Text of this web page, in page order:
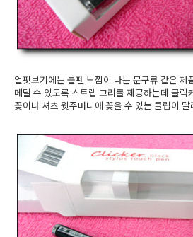
얼핏보기에는 볼펜 느낌이 나는 문구류 같은 제
메달 수 있도록 스트랩 고리를 제공하는데 클릭
꽂이나 셔츠 윗주머니에 꽂을 수 있는 클립이 달